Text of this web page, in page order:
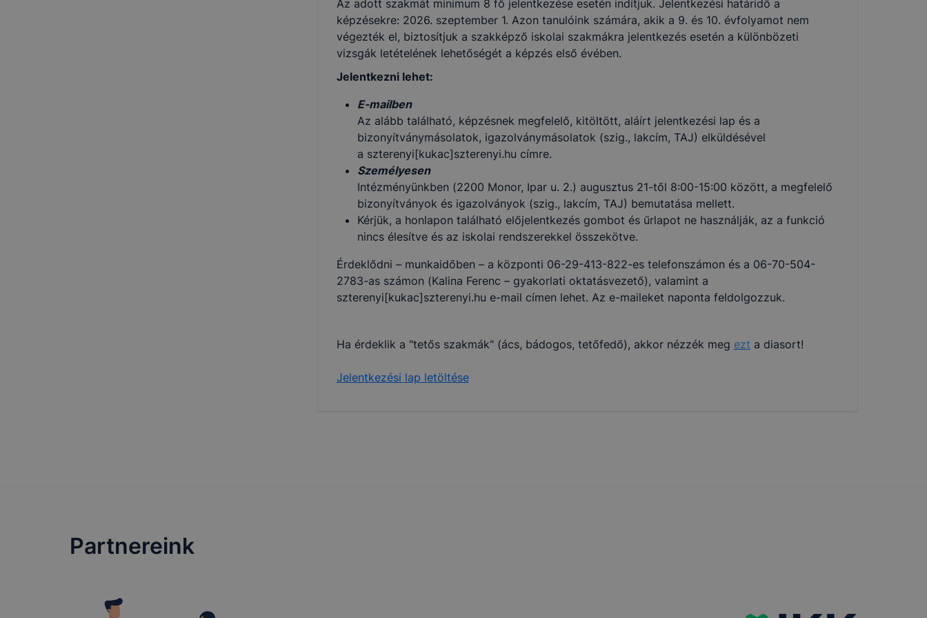
Az adott szakmát minimum 8 fő jelentkezése esetén indítjuk. Jelentkezési határidő a
képzésekre: 2026. szeptember 1. Azon tanulóink számára, akik a 9. és 10. évfolyamot nem
végezték el, biztosítjuk a szakképző iskolai szakmákra jelentkezés esetén a különbözeti
vizsgák letételének lehetőségét a képzés első évében.
Jelentkezni lehet:
E-mailben
Az alább található, képzésnek megfelelő, kitöltött, aláírt jelentkezési lap és a
bizonyítványmásolatok, igazolványmásolatok (szig., lakcím, TAJ) elküldésével
a szterenyi[kukac]szterenyi.hu címre.
Személyesen
Intézményünkben (2200 Monor, Ipar u. 2.) augusztus 21-től 8:00-15:00 között, a megfelelő
bizonyítványok és igazolványok (szig., lakcím, TAJ) bemutatása mellett.
Kérjük, a honlapon található előjelentkezés gombot és űrlapot ne használják, az a funkció
nincs élesítve és az iskolai rendszerekkel összekötve.
Érdeklődni – munkaidőben – a központi 06-29-413-822-es telefonszámon és a 06-70-504-
2783-as számon (Kalina Ferenc – gyakorlati oktatásvezető), valamint a
szterenyi[kukac]szterenyi.hu e-mail címen lehet. Az e-maileket naponta feldolgozzuk.
Ha érdeklik a "tetős szakmák" (ács, bádogos, tetőfedő), akkor nézzék meg ezt a diasort!
Jelentkezési lap letöltése
Partnereink